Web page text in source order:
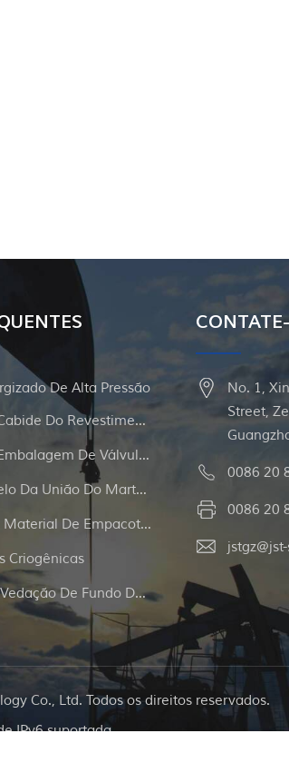
De Alta Pressão
Selo Do Cabide Do Revestimento E Da Tubulação
Selo De Embalagem De Válvula De Portão
WECO Selo Da União Do Martelo
NBR Vee Material De Empacotamento
Criogênicas
Pilha De Vedação De Fundo De Poço
No. 1,
Street,
0086 20
0086 20
Co., Ltd. Todos os direitos reservados.
IPv6 suportada